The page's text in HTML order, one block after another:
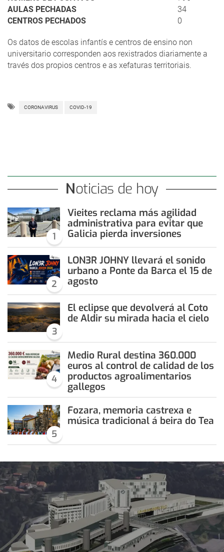
AULAS PECHADAS
34
CENTROS PECHADOS
0
Os datos de escolas infantís e centros de ensino non
universitario corresponden aos rexistrados diariamente a
través dos propios centros e as xefaturas territoriais.
CORONAVIRUS COVID-19
Noticias de hoy
1
Vieites reclama más agilidad
administrativa para evitar que
Galicia pierda inversiones
2
LON3R JOHNY llevará el sonido
urbano a Ponte da Barca el 15 de
agosto
3
El eclipse que devolverá al Coto
de Aldir su mirada hacia el cielo
4
Medio Rural destina 360.000
euros al control de calidad de los
productos agroalimentarios
gallegos
5
Fozara, memoria castrexa e
música tradicional á beira do Tea